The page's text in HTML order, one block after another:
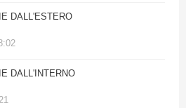
DALL'ESTERO
DALL'INTERNO